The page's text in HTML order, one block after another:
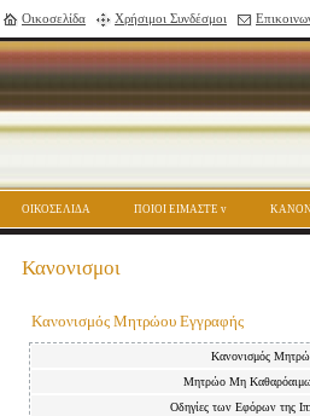
Οικοσελίδα Χρήσιμοι Συνδέσμοι
ΟΙΚΟΣΕΛΙΔΑ ΠΟΙΟΙ ΕΙΜΑΣΤΕ
Κανονισμοι
Κανονισμός Μητρώου Εγγραφής
Κανονισμός
Μητρώο Μη
Οδηγίες των Εφόρων της